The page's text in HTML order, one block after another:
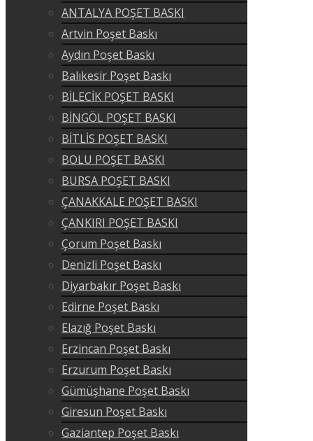
ANTALYA POŞET BASKI
Artvin Poşet Baskı
Aydın Poşet Baskı
Balıkesir Poşet Baskı
BİLECİK POŞET BASKI
BİNGÖL POŞET BASKI
BİTLİS POŞET BASKI
BOLU POŞET BASKI
BURSA POŞET BASKI
ÇANAKKALE POŞET BASKI
ÇANKIRI POŞET BASKI
Çorum Poşet Baskı
Denizli Poşet Baskı
Diyarbakır Poşet Baskı
Edirne Poşet Baskı
Elazığ Poşet Baskı
Erzincan Poşet Baskı
Erzurum Poşet Baskı
Gümüşhane Poşet Baskı
Giresun Poşet Baskı
Gaziantep Poşet Baskı